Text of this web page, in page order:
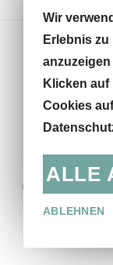
Wir
Erlebnis
Klicken auf
Cookies
ALLE
ABLEHNEN
© KHODAI -